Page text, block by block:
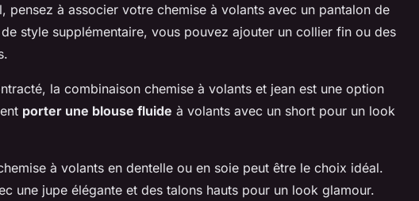
pensez à associer votre chemise à volants avec un pantalon de
style supplémentaire, vous pouvez ajouter un collier fin ou des
la combinaison chemise à volants et jean est une option
porter une blouse fluide à volants avec un short pour un look
à volants en dentelle ou en soie peut être le choix idéal.
une jupe élégante et des talons hauts pour un look glamour.